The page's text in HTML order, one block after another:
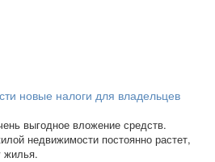
новые налоги для владельцев
выгодное вложение средств.
недвижимости постоянно растет,
жилья.